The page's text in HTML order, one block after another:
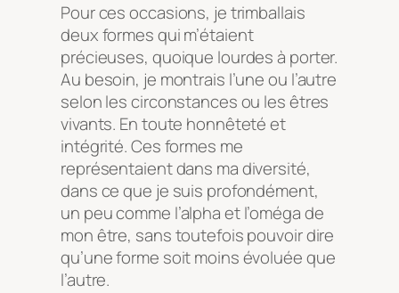
Pour ces occasions, je trimballais
deux formes qui m’étaient
précieuses, quoique lourdes à porter.
Au besoin, je montrais l’une ou l’autre
selon les circonstances ou les êtres
vivants. En toute honnêteté et
intégrité. Ces formes me
représentaient dans ma diversité,
dans ce que je suis profondément,
un peu comme l’alpha et l’oméga de
mon être, sans toutefois pouvoir dire
qu’une forme soit moins évoluée que
l’autre.